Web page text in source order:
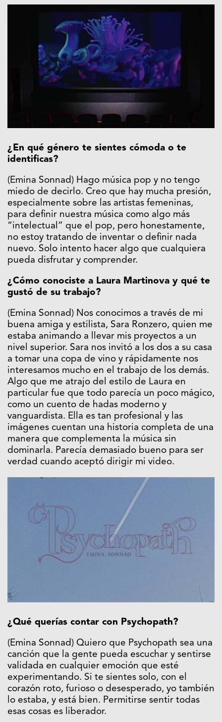
¿En qué género te sientes cómoda o te
identificas?
(Emina Sonnad) Hago música pop y no tengo
miedo de decirlo. Creo que hay mucha presión,
especialmente sobre las artistas femeninas,
para definir nuestra música como algo más
“intelectual” que el pop, pero honestamente,
no estoy tratando de inventar o definir nada
nuevo. Solo intento hacer algo que cualquiera
pueda disfrutar y comprender.
¿Cómo conociste a Laura Martinova y qué te
gustó de su trabajo?
(Emina Sonnad) Nos conocimos a través de mi
buena amiga y estilista, Sara Ronzero, quien me
estaba animando a llevar mis proyectos a un
nivel superior. Sara nos invitó a los dos a su casa
a tomar una copa de vino y rápidamente nos
interesamos mucho en el trabajo de los demás.
Algo que me atrajo del estilo de Laura en
particular fue que todo parecía un poco mágico,
como un cuento de hadas moderno y
vanguardista. Ella es tan profesional y las
imágenes cuentan una historia completa de una
manera que complementa la música sin
dominarla. Parecía demasiado bueno para ser
verdad cuando aceptó dirigir mi video.
¿Qué querías contar con Psychopath?
(Emina Sonnad) Quiero que Psychopath sea una
canción que la gente pueda escuchar y sentirse
validada en cualquier emoción que esté
experimentando. Si te sientes solo, con el
corazón roto, furioso o desesperado, yo también
lo estaba, y está bien. Permitirse sentir todas
esas cosas es liberador.